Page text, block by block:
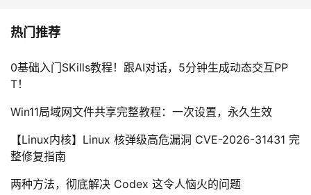
热门推荐
0基础入门SKills教程！跟AI对话，5分钟生成动态交互PP
T！
Win11局域网文件共享完整教程：一次设置，永久生效
【Linux内核】Linux 核弹级高危漏洞 CVE-2026-31431 完
整修复指南
两种方法，彻底解决 Codex 这令人恼火的问题